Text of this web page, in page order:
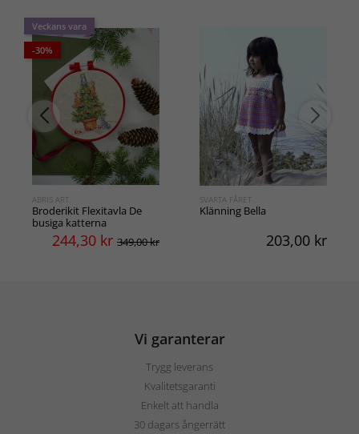
Veckans vara
-30%
ABRIS ART
Broderikit Flexitavla De
busiga katterna
244,30 kr 349,00 kr
SVARTA FÅRET
Klänning Bella
203,00 kr
Vi garanterar
Trygg leverans
Kvalitetsgaranti
Enkelt att handla
30 dagars ångerrätt